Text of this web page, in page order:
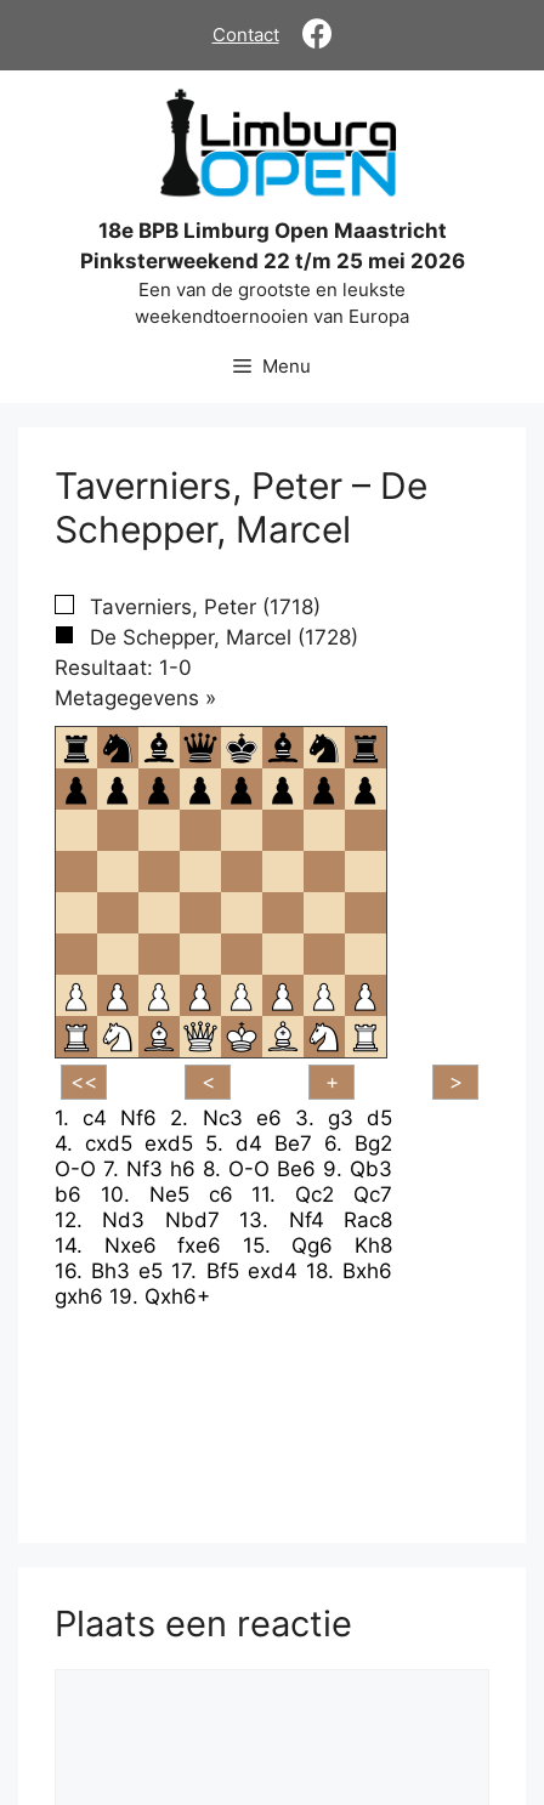
de
Contact
18e BPB Limburg Open Maastricht
Pinksterweekend 22 t/m 25 mei 2026
Een van de grootste en leukste
weekendtoernooien van Europa
Menu
Taverniers, Peter – De
Schepper, Marcel
Taverniers, Peter (1718)
De Schepper, Marcel (1728)
Resultaat: 1-0
Metagegevens »
om
te
openen.
1.c4 Nf6 2. Nc3 e6 3. g3 d5
4. cxd5 exd5 5. d4 Be7 6. Bg2
O-O 7. Nf3 h6 8. O-O Be6 9. Qb3
b6
10. Ne5 c6 11. Qc2
Qc7
12. Nd3 Nbd7 13. Nf4
Rac8
14. Nxe6 fxe6 15. Qg6
Kh8
16. Bh3 e5 17. Bf5 exd4 18. Bxh6
gxh6 19. Qxh6+
Plaats een reactie